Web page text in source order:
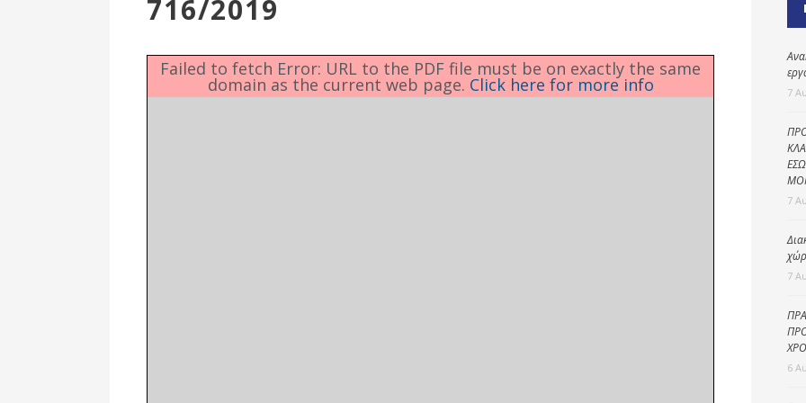
Επιτροπή
Ενότητες
Δημοτική
αστυνομία
716/2019
Failed to fetch Error: URL to the PDF file must be on exactly the same
domain as the current web page. Click here for more info 7
7
7
6